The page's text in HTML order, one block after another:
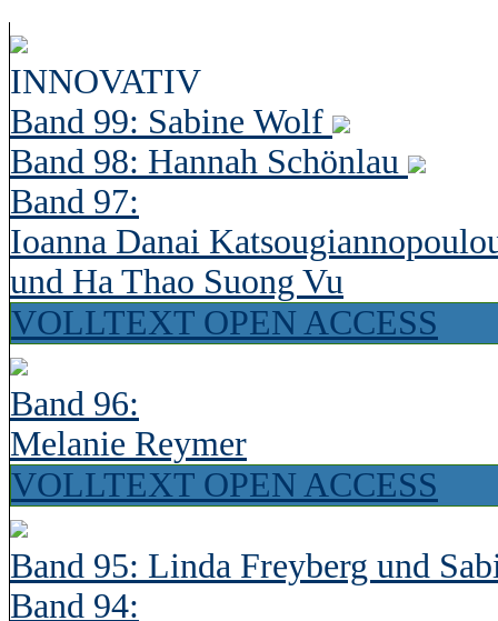
INNOVATIV
Band 99: Sabine Wolf
Band 98: Hannah Schönlau
Band 97:
Ioanna Danai
und Ha Thao Suong Vu
VOLLTEXT OPEN ACCESS
Band 96:
Melanie Reymer
VOLLTEXT OPEN ACCESS
Band 95: Linda Freyberg und
Band 94: